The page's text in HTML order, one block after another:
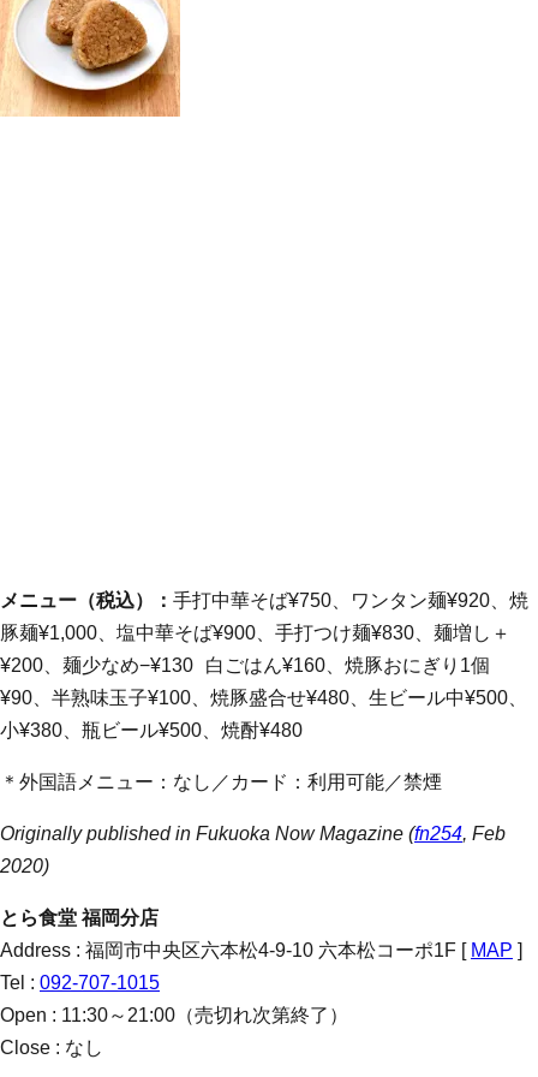
メニュー（税込）： 手打中華そば¥750、ワンタン麺¥920、焼
豚麺¥1,000、塩中華そば¥900、手打つけ麺¥830、麺増し＋
¥200、麺少なめ−¥130 白ごはん¥160、焼豚おにぎり1個
¥90、半熟味玉子¥100、焼豚盛合せ¥480、生ビール中¥500、
小¥380、瓶ビール¥500、焼酎¥480
＊外国語メニュー：なし／カード：利用可能／禁煙
Originally published in Fukuoka Now Magazine (fn254, Feb
2020)
とら食堂 福岡分店
Address : 福岡市中央区六本松4-9-10 六本松コーポ1F [ MAP ]
Tel : 092-707-1015
Open : 11:30～21:00（売切れ次第終了）
Close : なし